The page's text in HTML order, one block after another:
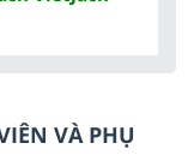
VÀ PHỤ